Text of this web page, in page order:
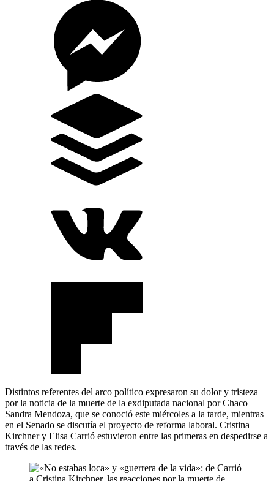
Distintos referentes del arco político expresaron su dolor y tristeza
por la noticia de la muerte de la exdiputada nacional por Chaco
Sandra Mendoza, que se conoció este miércoles a la tarde, mientras
en el Senado se discutía el proyecto de reforma laboral. Cristina
Kirchner y Elisa Carrió estuvieron entre las primeras en despedirse a
través de las redes.